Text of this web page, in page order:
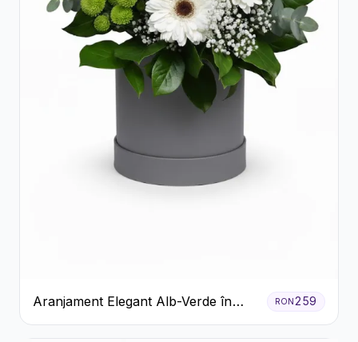
Aranjament Elegant Alb-Verde în
Cutie Gri
RON259